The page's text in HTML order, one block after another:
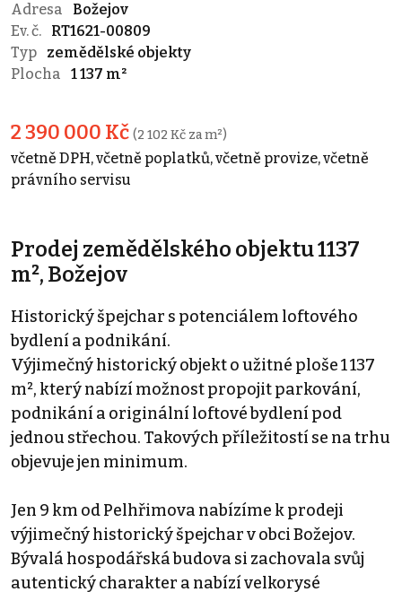
Adresa
Božejov
Ev. č.
RT1621-00809
Typ
zemědělské objekty
Plocha
1 137 m²
2 390 000 Kč (2 102 Kč za m²)
včetně DPH, včetně poplatků, včetně provize, včetně
právního servisu
Prodej zemědělského objektu 1137
m², Božejov
Historický špejchar s potenciálem loftového
bydlení a podnikání.
Výjimečný historický objekt o užitné ploše 1 137
m², který nabízí možnost propojit parkování,
podnikání a originální loftové bydlení pod
jednou střechou. Takových příležitostí se na trhu
objevuje jen minimum.
Jen 9 km od Pelhřimova nabízíme k prodeji
výjimečný historický špejchar v obci Božejov.
Bývalá hospodářská budova si zachovala svůj
autentický charakter a nabízí velkorysé